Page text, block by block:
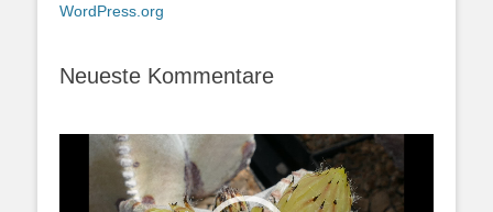
WordPress.org
Neueste Kommentare
Video-
Player